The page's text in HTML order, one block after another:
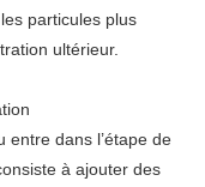
particules plus
ultérieur.
entre dans l’étape de
à ajouter des